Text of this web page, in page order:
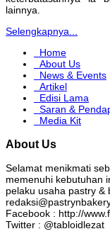
lainnya.
Selengkapnya...
Home
About Us
News & Events
Artikel
Edisi Lama
Saran &
Media Kit
About Us
Selamat menikmati
memenuhi kebutuhan
pelaku usaha pastry &
Facebook : http://
Twitter : @tabloidlezat